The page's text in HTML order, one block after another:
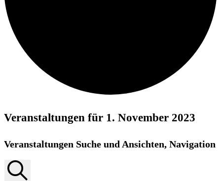
Veranstaltungen für 1. November 2023
Veranstaltungen Suche und Ansichten, Navigation